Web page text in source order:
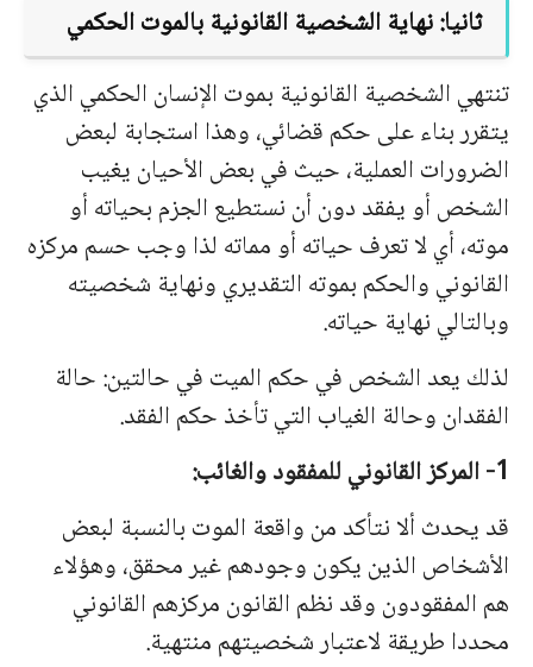
ثانیا: نهایة الشخصیة القانونیة بالموت الحكمي
تنتهي الشخصیة القانونیة بموت الإنسان الحكمي الذي
یتقرر بناء على حكم قضائي، وهذا استجابة لبعض
الضرورات العملیة، حیث في بعض الأحیان یغیب
الشخص أو یفقددون أن نستطیع الجزم بحیاته أو
موته، أي لا تعرف حیاته أو مماته لذا وجب حسم مركزه
القانوني والحكم بموته التقدیري ونهایة شخصیته
وبالتالي نهایة حیاته.
لذلك یعد الشخص في حكم المیت في حالتین: حالة
الفقدان وحالة الغیاب التي تأخذ حكم الفقد.
1- المركز القانوني للمفقود والغائب:
قد یحدث ألا نتأكد من واقعة الموت بالنسبة لبعض
الأشخاص الذین یكون وجودهم غیر محقق، وهؤلاء
هم المفقودون وقد نظم القانون مركزهم القانوني
محددا طریقة لاعتبار شخصیتهم منتهیة.